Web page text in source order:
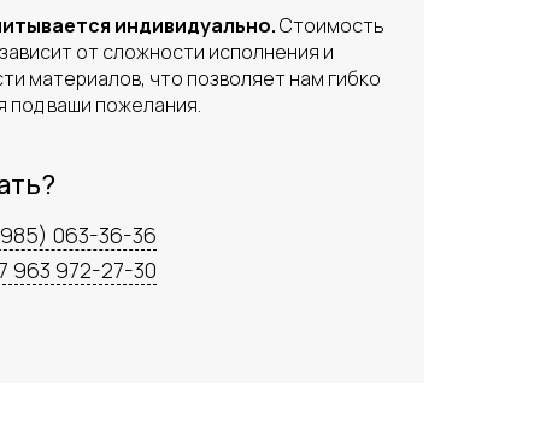
индивидуально.Стоимость
от сложности исполнения и
материалов, что позволяет нам гибко
под ваши пожелания.
063-36-36
963 972-27-30